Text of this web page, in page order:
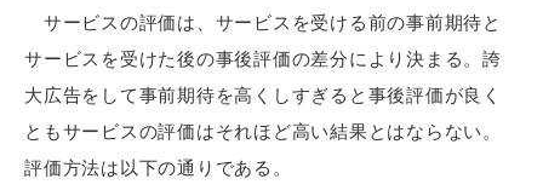
サービスの評価は、サービスを受ける前の事前期待と
サービスを受けた後の事後評価の差分により決まる。誇
大広告をして事前期待を高くしすぎると事後評価が良く
ともサービスの評価はそれほど高い結果とはならない。
評価方法は以下の通りである。